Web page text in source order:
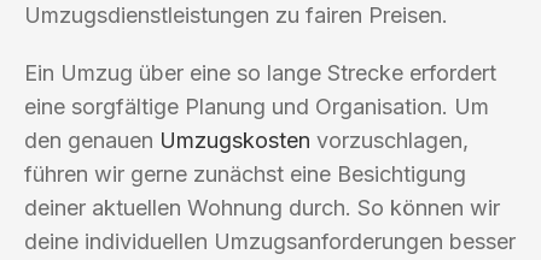
Umzugsdienstleistungen zu fairen Preisen.
Ein Umzug über eine so lange Strecke erfordert
eine sorgfältige Planung und Organisation. Um
den genauen Umzugskosten vorzuschlagen,
führen wir gerne zunächst eine Besichtigung
deiner aktuellen Wohnung durch. So können wir
deine individuellen Umzugsanforderungen besser